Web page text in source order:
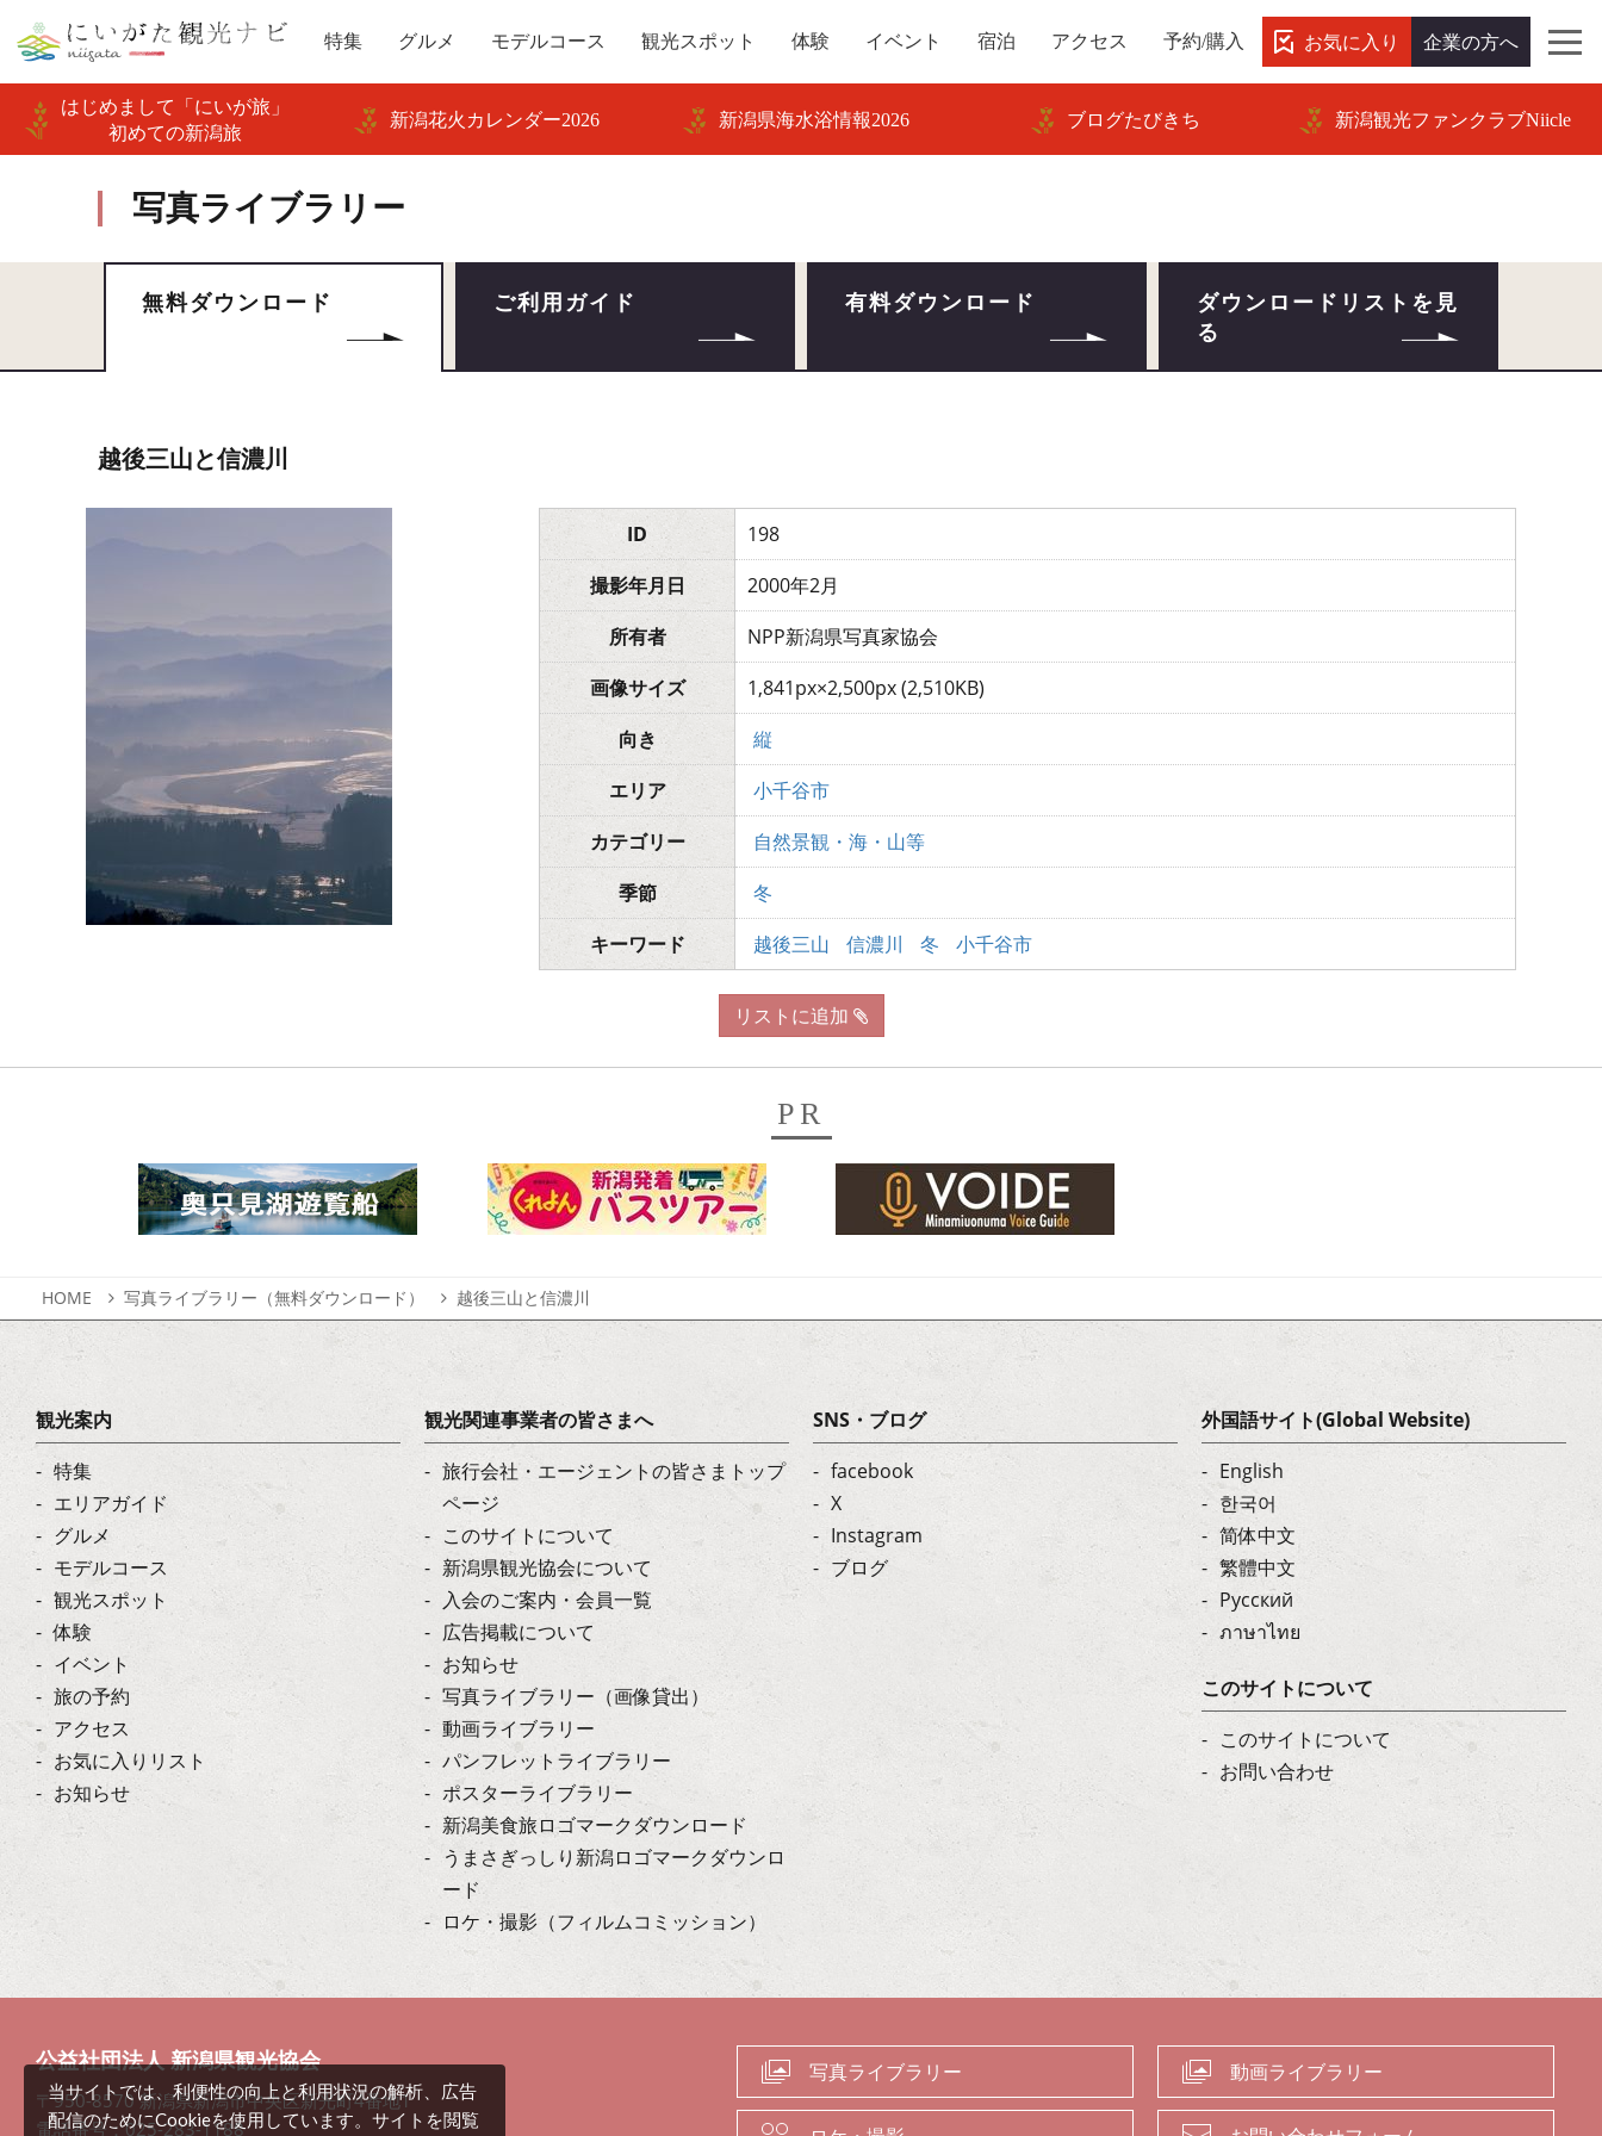
特集 グルメ モデルコース 観光スポット 体験 イベント 宿泊 アクセス 予約/購入 お気に入り 企業の方へ
はじめまして「にいが旅」
初めての新潟旅
新潟花火カレンダー2026 新潟県海水浴情報2026 ブログたびきち 新潟観光ファンクラブNiicle
写真ライブラリー
無料ダウンロード ご利用ガイド 有料ダウンロード
ダウンロードリストを見
る
越後三山と信濃川
ID
198
撮影年月日
2000年2月
所有者
NPP新潟県写真家協会
画像サイズ
1,841px×2,500px (2,510KB)
向き
縦
エリア
小千谷市
カテゴリー
自然景観・海・山等
季節
冬
キーワード
越後三山 信濃川 冬 小千谷市
リストに追加
PR
HOME 写真ライブラリー（無料ダウンロード） 越後三山と信濃川
観光案内
特集
エリアガイド
グルメ
モデルコース
観光スポット
体験
イベント
旅の予約
アクセス
お気に入りリスト
お知らせ
観光関連事業者の皆さまへ
旅行会社・エージェントの皆さまトップ
ページ
このサイトについて
新潟県観光協会について
入会のご案内・会員一覧
広告掲載について
お知らせ
写真ライブラリー（画像貸出）
動画ライブラリー
パンフレットライブラリー
ポスターライブラリー
新潟美食旅ロゴマークダウンロード
うまさぎっしり新潟ロゴマークダウンロ
ード
ロケ・撮影（フィルムコミッション）
SNS・ブログ
facebook
X
Instagram
ブログ
外国語サイト(Global Website)
English
한국어
简体中文
繁體中文
Русский
ภาษาไทย
このサイトについて
このサイトについて
お問い合わせ
公益社団法人 新潟県観光協会
〒950-8570 新潟県新潟市中央区新光町4番地1
電話番号：025-283-1188
写真ライブラリー 動画ライブラリー
当サイトでは、利便性の向上と利用状況の解析、広告
配信のためにCookieを使用しています。サイトを閲覧